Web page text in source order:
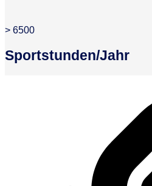
> 6500
Sportstunden/Jahr